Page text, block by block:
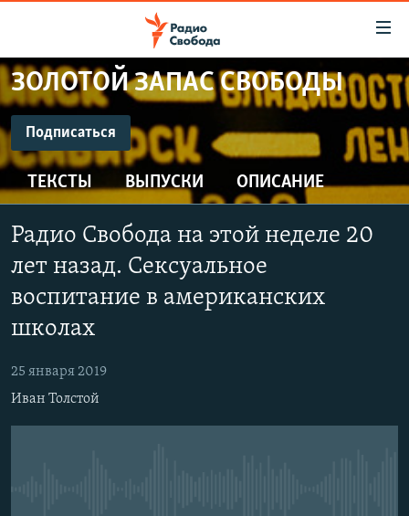
упрощенного
доступа
Вернуться
к
основному
содержанию
Вернутся
главной
навигации
поиску
ПРОГРАММЫ
ПОДКАСТЫ
АВТОРСКИЕ ПРОЕКТЫ
ЦИТАТЫ СВОБОДЫ
МНЕНИЯ
КУЛЬТУРА
IDEL.РЕАЛИИ
КАВКАЗ.РЕАЛИИ
СИБИРЬ.РЕАЛИИ
РАСПИСАНИЕ ВЕЩАНИЯ
ЗОЛОТОЙ ЗАПАС СВОБОДЫ
Подписаться
ПОДПИСАТЬСЯ
Подписаться
ТЕКСТЫ ВЫПУСКИ ОПИСАНИЕ
Радио Свобода на этой неделе 20
лет назад. Сексуальное
воспитание в американских
школах
25 января 2019
Иван Толстой